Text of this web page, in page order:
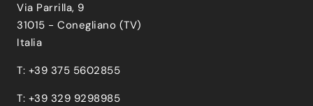
Via Parrilla, 9
31015 - Conegliano (TV)
Italia
T: +39 375 5602855
T: +39 329 9298985